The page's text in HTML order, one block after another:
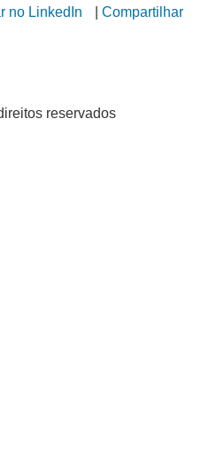
no LinkedIn
Compartilhar
reservados